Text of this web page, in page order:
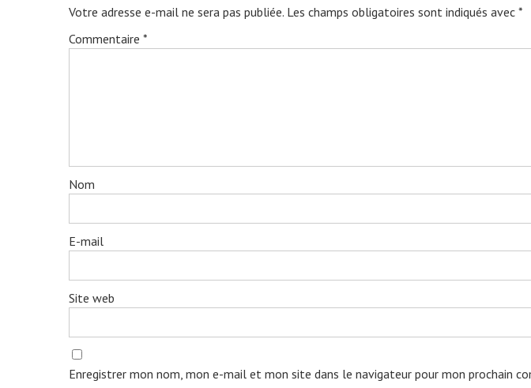
Votre adresse e-mail ne sera pas publiée. Les champs obligatoires sont indiqués avec *
Commentaire *
Nom
E-mail
Site web
Enregistrer mon nom, mon e-mail et mon site dans le navigateur pour mon prochain